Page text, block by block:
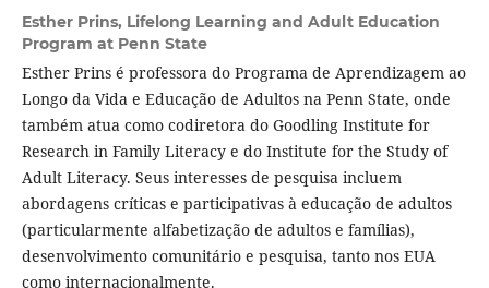
Esther Prins, Lifelong Learning and Adult Education
Program at Penn State
Esther Prins é professora do Programa de Aprendizagem ao
Longo da Vida e Educação de Adultos na Penn State, onde
também atua como codiretora do Goodling Institute for
Research in Family Literacy e do Institute for the Study of
Adult Literacy. Seus interesses de pesquisa incluem
abordagens críticas e participativas à educação de adultos
(particularmente alfabetização de adultos e famílias),
desenvolvimento comunitário e pesquisa, tanto nos EUA
como internacionalmente.